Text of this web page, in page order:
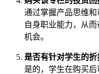
通过掌握产品思维
自身职业能力，从
机会。
是否有针对学生的折
是的，学生在购买